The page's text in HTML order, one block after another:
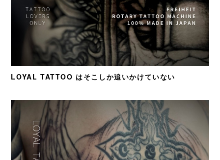
LOYAL TATTOO はそこしか追いかけていない